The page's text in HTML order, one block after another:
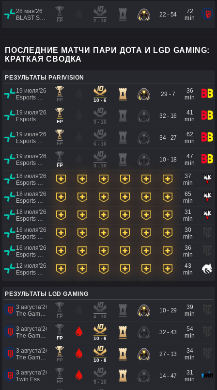
28 мая'26
FP 2 - 10
22 - 54
72
min
ПОСЛЕДНИЕ МАТЧИ ПАРИ ДОТА И LGD GAMING:
КРАТКАЯ СВОДКА
РЕЗУЛЬТАТЫ PARIVISION
19 июля'26
FP 10 - 6
29 - 7
36
min
19 июля'26
FP 9 - 10
32 - 16
41
min
19 июля'26
FP 6 - 10
34 - 27
62
min
19 июля'26
FP 3 - 10
10 - 18
47
min
18 июля'26
37
min
18 июля'26
65
min
18 июля'26
31
min
16 июля'26
30
min
16 июля'26
36
min
12 июля'26
43
min
РЕЗУЛЬТАТЫ LGD GAMING
3 августа'26
FP 4 - 10
10 - 29
39
min
3 августа'26
FP 10 - 6
32 - 43
54
min
3 августа'26
FP 10 - 8
27 - 13
34
min
3 августа'26
FP 5 - 10
14 - 47
31
min